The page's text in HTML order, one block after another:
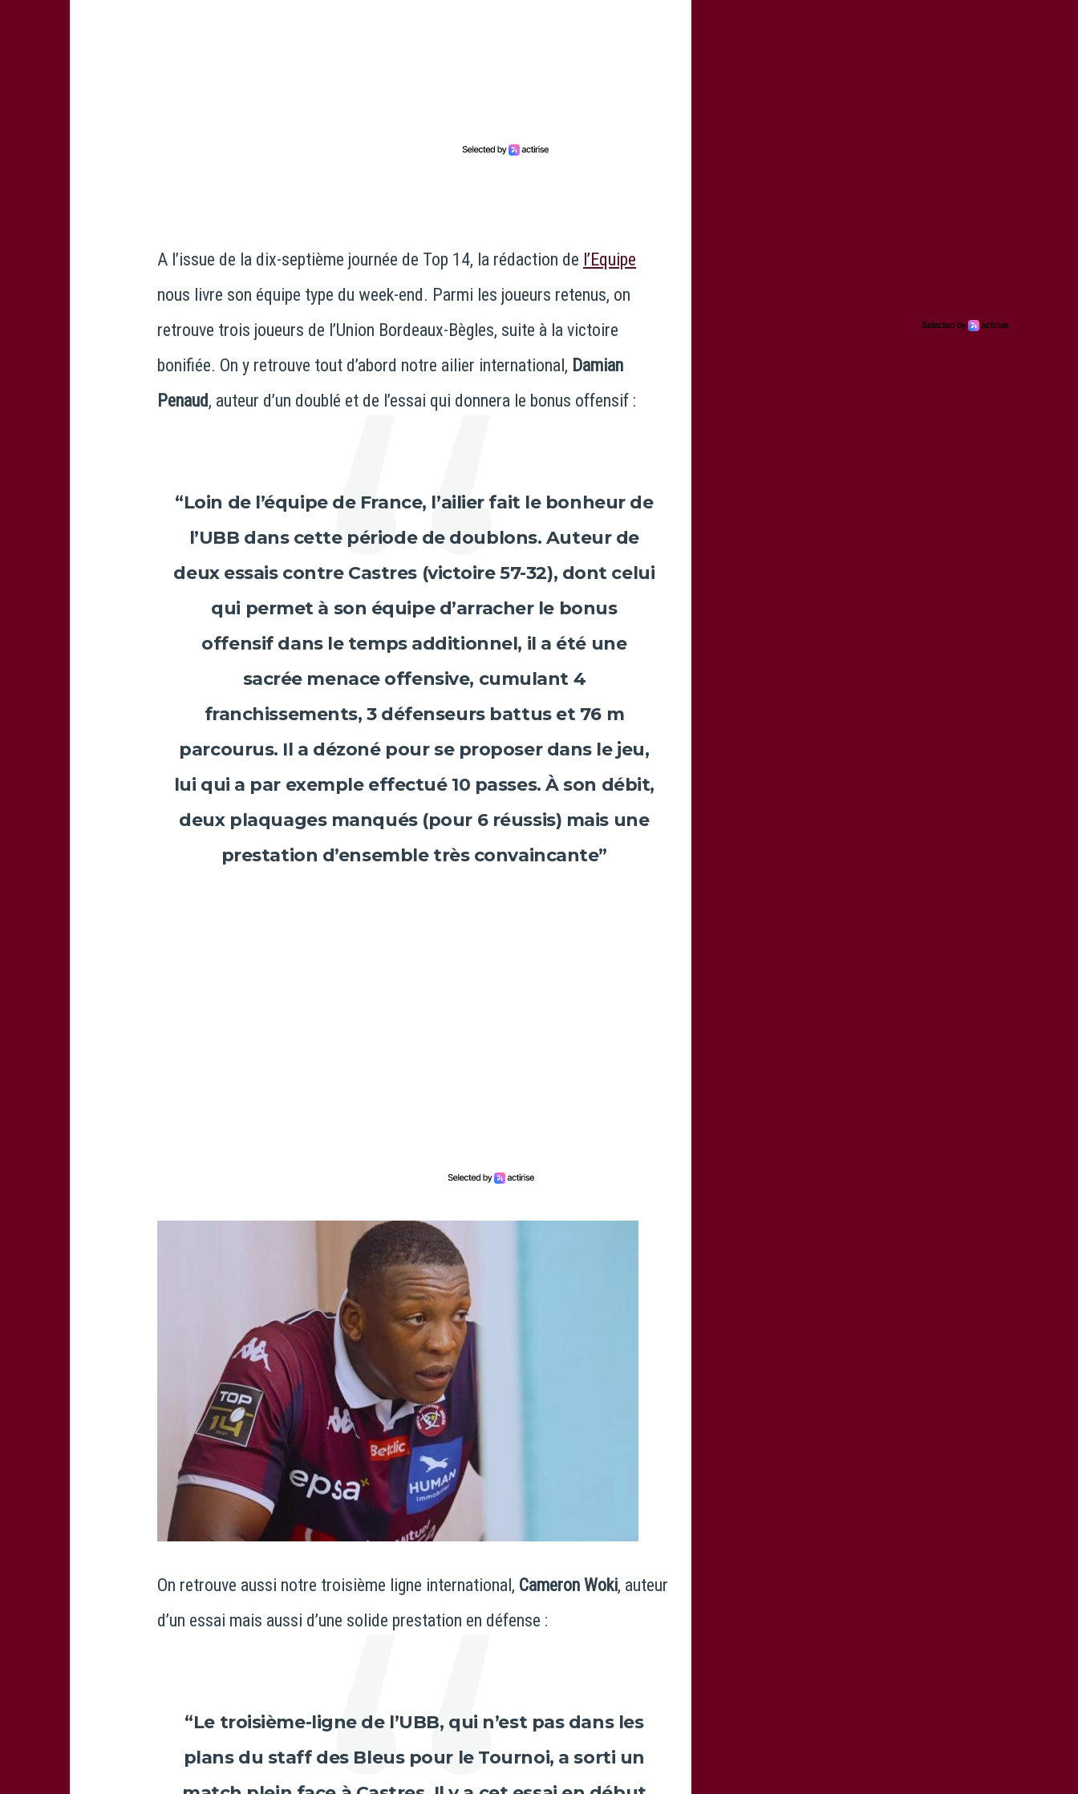
A l’issue de la dix-septième journée de Top 14, la rédaction de l’Equipe
nous livre son équipe type du week-end. Parmi les joueurs retenus, on
retrouve trois joueurs de l’Union Bordeaux-Bègles, suite à la victoire
bonifiée. On y retrouve tout d’abord notre ailier international, Damian
Penaud, auteur d’un doublé et de l’essai qui donnera le bonus offensif :
“Loin de l’équipe de France, l’ailier fait le bonheur de
l’UBB dans cette période de doublons. Auteur de
deux essais contre Castres (victoire 57-32), dont celui
qui permet à son équipe d’arracher le bonus
offensif dans le temps additionnel, il a été une
sacrée menace offensive, cumulant 4
franchissements, 3 défenseurs battus et 76 m
parcourus. Il a dézoné pour se proposer dans le jeu,
lui qui a par exemple effectué 10 passes. À son débit,
deux plaquages manqués (pour 6 réussis) mais une
prestation d’ensemble très convaincante”
On retrouve aussi notre troisième ligne international, Cameron Woki, auteur
d’un essai mais aussi d’une solide prestation en défense :
“Le troisième-ligne de l’UBB, qui n’est pas dans les
plans du staff des Bleus pour le Tournoi, a sorti un